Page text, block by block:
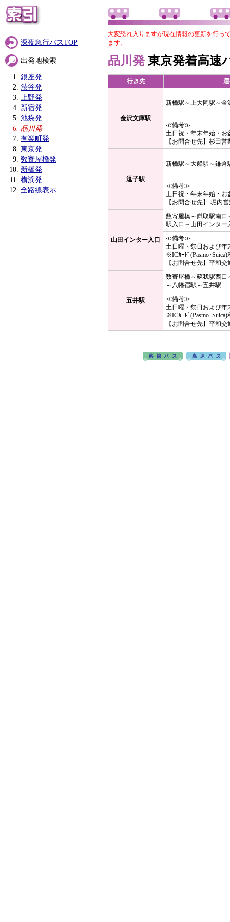
深夜急行バスTOP
出発地検索
銀座発
渋谷発
上野発
新宿発
池袋発
品川発
有楽町発
東京発
数寄屋橋発
新橋発
横浜発
全路線表示
大変恐れ入りますが現在情報の更新を行っ
ます。
品川発 東京発着高速
行き先
金沢文庫駅
新橋駅～上大岡駅～金
≪備考≫
土日祝・年末年始・お
【お問合せ先】杉田営
逗子駅
新橋駅～大船駅～鎌倉
≪備考≫
土日祝・年末年始・お
【お問合せ先】 堀内
山田インター入口
数寄屋橋～鎌取駅南口
駅入口～山田インター
≪備考≫
土日曜・祭日および年
※ICｶｰﾄﾞ(Pasmo･
【お問合せ先】平和交
五井駅
数寄屋橋～蘇我駅西口
～八幡宿駅～五井駅
≪備考≫
土日曜・祭日および年
※ICｶｰﾄﾞ(Pasmo･
【お問合せ先】平和交